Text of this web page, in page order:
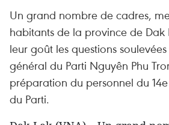
Un grand nombre de cadres,
habitants de la province de Dak
leur goût les questions
général du Parti Nguyên Phu
préparation du personnel du
du Parti.